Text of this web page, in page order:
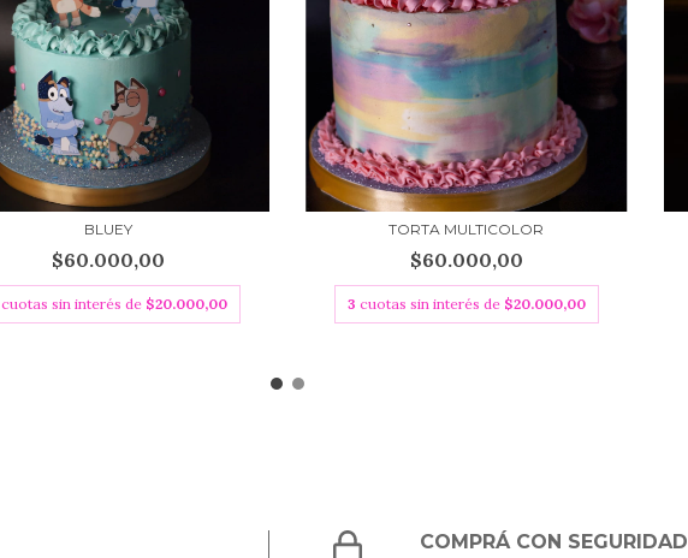
BLUEY
$60.000,00
cuotas sin interés de $20.000,00
TORTA MULTICOLOR
$60.000,00
3 cuotas sin interés de $20.000,00
COMPRÁ CON SEGURIDAD